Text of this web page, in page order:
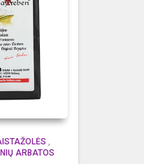
,
ARBATOS